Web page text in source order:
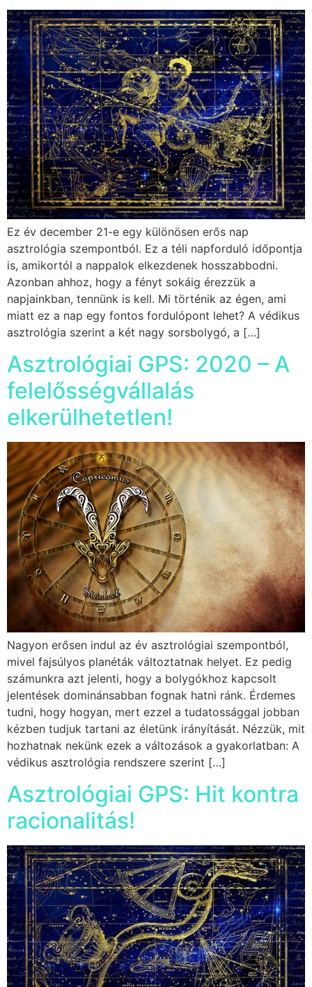
Ez év december 21-e egy különösen erős nap
asztrológia szempontból. Ez a téli napforduló időpontja
is, amikortól a nappalok elkezdenek hosszabbodni.
Azonban ahhoz, hogy a fényt sokáig érezzük a
napjainkban, tennünk is kell. Mi történik az égen, ami
miatt ez a nap egy fontos fordulópont lehet? A védikus
asztrológia szerint a két nagy sorsbolygó, a […]
Asztrológiai GPS: 2020 – A
felelősségvállalás
elkerülhetetlen!
Nagyon erősen indul az év asztrológiai szempontból,
mivel fajsúlyos planéták változtatnak helyet. Ez pedig
számunkra azt jelenti, hogy a bolygókhoz kapcsolt
jelentések dominánsabban fognak hatni ránk. Érdemes
tudni, hogy hogyan, mert ezzel a tudatossággal jobban
kézben tudjuk tartani az életünk irányítását. Nézzük, mit
hozhatnak nekünk ezek a változások a gyakorlatban: A
védikus asztrológia rendszere szerint […]
Asztrológiai GPS: Hit kontra
racionalitás!